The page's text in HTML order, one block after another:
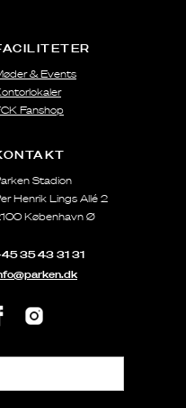
& Events
Fanshop
Stadion
Henrik Lings Allé 2
København Ø
35 43 31 31